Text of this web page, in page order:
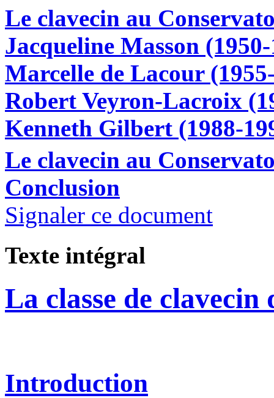
Le clavecin au
Jacqueline Masson
Marcelle de Lacour
Robert Veyron-Lacroix
Kenneth Gilbert (1988-
Le clavecin au
Conclusion
Signaler ce document
Texte intégral
La classe de
Introduction